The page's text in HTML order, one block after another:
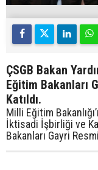
ÇSGB Bakan
Eğitim Bakanları
Katıldı.
Milli Eğitim
İktisadi İşbirliği ve
Bakanları Gayri